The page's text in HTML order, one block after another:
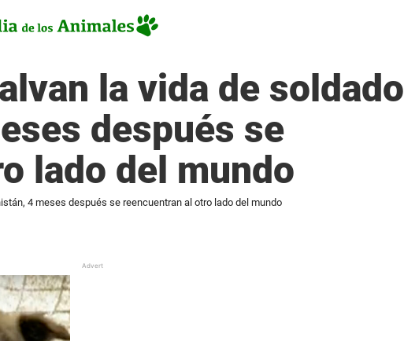
la vida de soldado
después se
lado del mundo
4 meses después se reencuentran al otro lado del mundo